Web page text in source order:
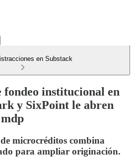
en Substack
fondeo institucional en
y SixPoint le abren
microcréditos combina
para ampliar originación.